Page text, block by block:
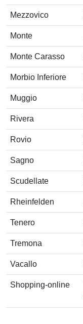
Mezzovico
Monte
Monte Carasso
Morbio Inferiore
Muggio
Rivera
Rovio
Sagno
Scudellate
Rheinfelden
Tenero
Tremona
Vacallo
Shopping-online